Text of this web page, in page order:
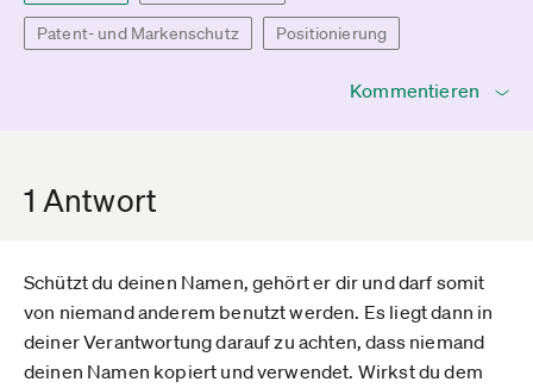
Patent- und Markenschutz Positionierung
Kommentieren
1 Antwort
Schützt du deinen Namen, gehört er dir und darf somit
von niemand anderem benutzt werden. Es liegt dann in
deiner Verantwortung darauf zu achten, dass niemand
deinen Namen kopiert und verwendet. Wirkst du dem